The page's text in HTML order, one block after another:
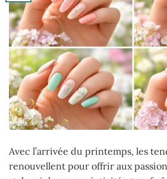
Avec l’arrivée du printemps, les
renouvellent pour offrir aux